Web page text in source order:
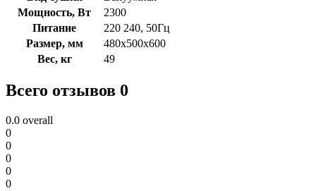
Мощность, Вт
2300
Питание
220 240, 50Гц
Размер, мм
480х500х600
Вес, кг
49
Всего отзывов 0
0.0 overall
0
0
0
0
0